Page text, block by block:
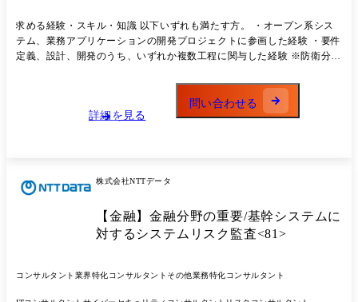
ス開発におけるアプリケーション領域の提案及び開発業務に携わって頂
きます。 ●(ITディレクション業務)マルチベンダ体制のITディレクショ
ン:お客様の意思決定を支援する様々なシステム開発事業について、お客
ると共に、お客様への課題提起・助言及び各開発事業者の支援・調整等
を行うこと等を通じて、各開発事業の成功に貢献するITディレクター業
務に携わって頂きます。
求める経験・スキル・知識 以下いずれも満たす方。 ・オープン系シス
テム、業務アプリケーションの開発プロジェクトに参画した経験 ・要件
定義、設計、開発のうち、いずれか複数工程に関与した経験 ※防衛分野
詳細を見る
問い合わせる
株式会社NTTデータ
【金融】金融分野の重要/基幹システムに
対するシステムリスク監査<81>
コンサルタント 業界特化コンサルタント その他業務特化コンサルタント